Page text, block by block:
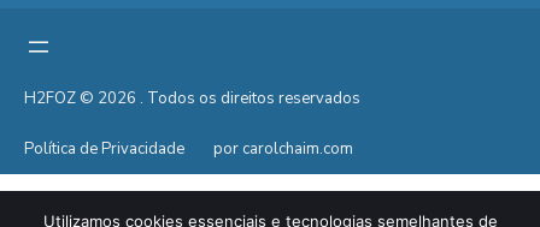
H2FOZ © 2026 . Todos os direitos reservados
Política de Privacidade por carolchaim.com
Utilizamos cookies essenciais e tecnologias semelhantes de